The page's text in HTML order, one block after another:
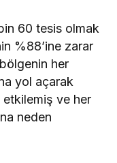
60 tesis olmak
%88’ine zarar
her
yol açarak
etkilemiş ve her
neden